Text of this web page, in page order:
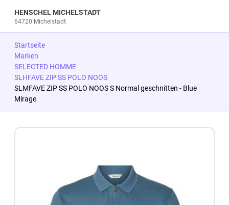
HENSCHEL MICHELSTADT
64720 Michelstadt
Startseite
Marken
SELECTED HOMME
SLHFAVE ZIP SS POLO NOOS
SLMFAVE ZIP SS POLO NOOS S Normal geschnitten - Blue
Mirage